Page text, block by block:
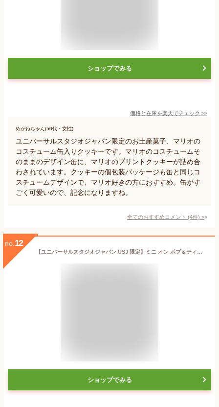
ショップでみる
価格と在庫を楽天でチェック >>
めがねちゃん(50代・女性)
ユニバーサルスタジオジャパン限定のお土産菓子、マリオの
コスチューム缶入りクッキーです。マリオのコスチュームそ
のままのデザイン缶に、マリオのプリントクッキーが詰め合
わされています。クッキーの個包装パッケージも缶と同じコ
スチュームデザインで、マリオ好きの方におすすめ。缶がす
ごく可愛いので、記念になりますね。
全てのおすすめコメント (4件) >
no. 12
【ユニバーサルスタジオジャパン USJ 限定】ミニ オン ボブ＆ティム アソートクランチ2缶セット お土産 お菓子 ユニバ グッズ プレゼント
ショップでみる